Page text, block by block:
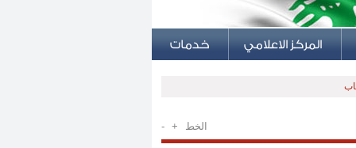
الخط +
-